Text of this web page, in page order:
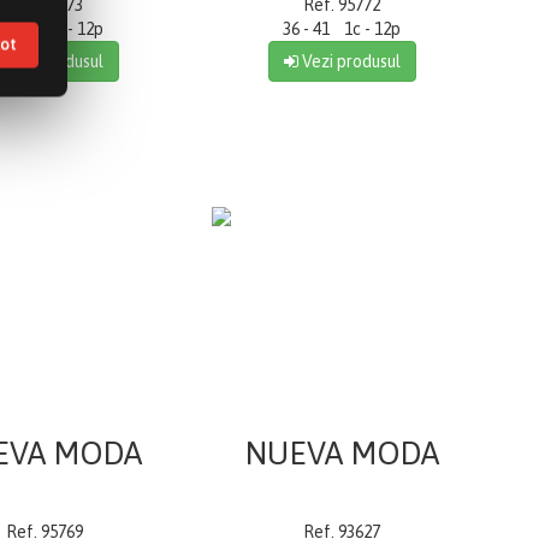
Ref. 95773
- 41 1c - 12p
Vezi produsul
Ref. 95772
36 - 41 1c - 12p
Vezi produsul
MODA
Ref. 95769
NUEVA MODA
Ref. 93627